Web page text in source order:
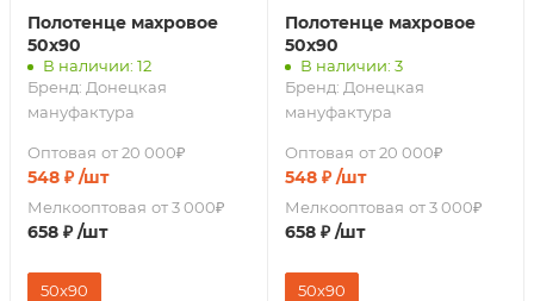
Полотенце махровое
50х90
В наличии: 12
Бренд: Донецкая
мануфактура
Оптовая от 20 000₽
548 ₽ /шт
Мелкооптовая от 3 000₽
658 ₽ /шт
50x90
Полотенце махровое
50х90
В наличии: 3
Бренд: Донецкая
мануфактура
Оптовая от 20 000₽
548₽ /шт
Мелкооптовая от 3 000₽
658₽ /шт
50x90